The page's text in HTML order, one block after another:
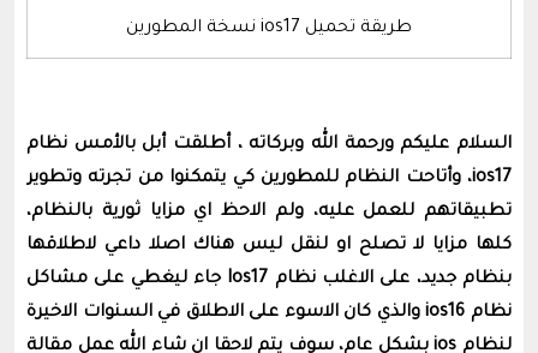
طريقة تحميل ios17 نسخة المطورين
السلام عليكم ورحمة الله وبركاته ، أطلقت أبل بالأمس نظام
ios17، وأتاحت النظام للمطورين كي يتمكنوا من تجرته وتطوير
تطبيقاتهم للعمل عليه، ولم الاحظ اي مزايا ثورية بالنظام،
كلها مزايا لا تصلح او لنقل ليس هناك اصلا داعي لاطلاقها
بنظام جديد، على الاغلب نظام Ios17 جاء ليغطي على مشاكل
نظام ios16 والذي كان الاسوء على الاطلاق في السنوات الاخيرة
لنظام ios بشكل عام، سوف يتم لاحقا ان شاء الله عمل مقالة